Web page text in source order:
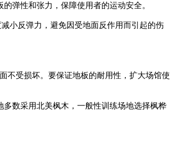
弹性和张力，保障使用者的运动安全。
小反弹力，避免因受地面反作用而引起的伤
不受损坏。要保证地板的耐用性，扩大场馆使
数采用北美枫木，一般性训练场地选择枫桦